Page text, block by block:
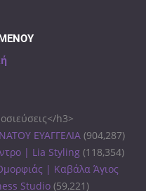
h3>
ΕΥΑΓΓΕΛΙΑ (904,287)
| Lia Styling (118,354)
| Καβάλα Άγιος
Studio (59,221)